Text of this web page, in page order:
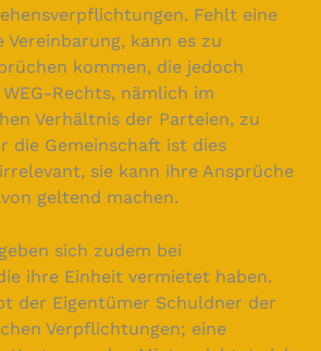
Fehlt eine
Vereinbarung, kann es zu
kommen, die jedoch
Rechts, nämlich im
Verhältnis der Parteien, zu
die Gemeinschaft ist dies
sie kann ihre Ansprüche
geltend machen.
sich zudem bei
ihre Einheit vermietet haben.
der Eigentümer Schuldner der
Verpflichtungen; eine